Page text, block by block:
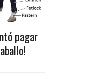
pagar